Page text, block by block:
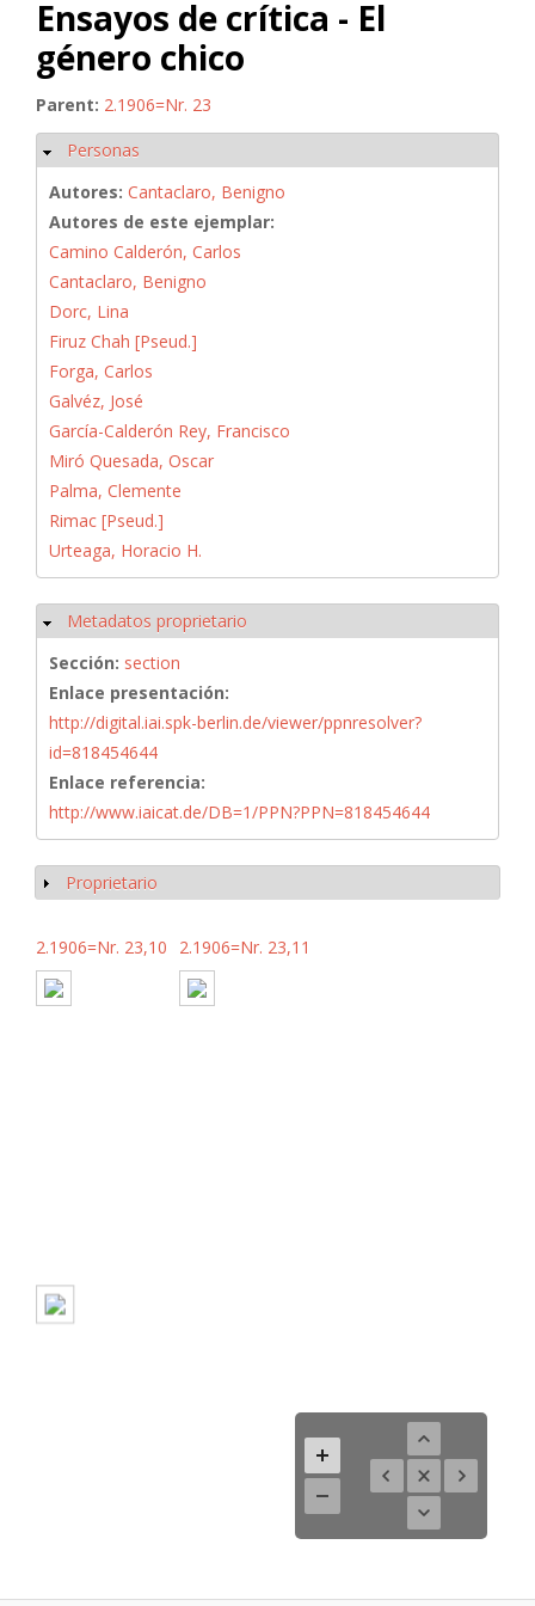
Ensayos de crítica - El
género chico
Parent: 2.1906=Nr. 23
Ocultar
Personas
Autores: Cantaclaro, Benigno
Autores de este ejemplar:
Camino Calderón, Carlos
Cantaclaro, Benigno
Dorc, Lina
Firuz Chah [Pseud.]
Forga, Carlos
Galvéz, José
García-Calderón Rey, Francisco
Miró Quesada, Oscar
Palma, Clemente
Rimac [Pseud.]
Urteaga, Horacio H.
Ocultar
Metadatos proprietario
Sección: section
Enlace presentación:
http://digital.iai.spk-berlin.de/viewer/ppnresolver?
id=818454644
Enlace referencia:
http://www.iaicat.de/DB=1/PPN?PPN=818454644
Mostrar
Proprietario
2.1906=Nr. 23,10 2.1906=Nr. 23,11